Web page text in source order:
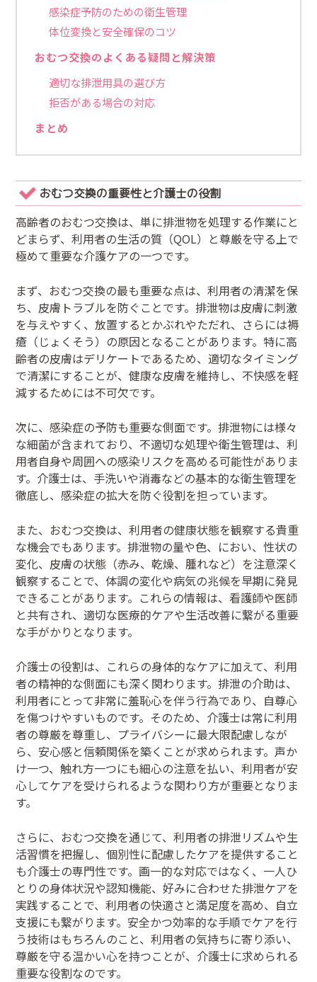
感染症予防のための衛生管理
体位変換と安全確保のコツ
おむつ交換のよくある疑問と解決策
適切な排泄用具の選び方
拒否がある場合の対応
まとめ
おむつ交換の重要性と介護士の役割
高齢者のおむつ交換は、単に排泄物を処理する作業にと
どまらず、利用者の生活の質（QOL）と尊厳を守る上で
極めて重要な介護ケアの一つです。
まず、おむつ交換の最も重要な点は、利用者の清潔を保
ち、皮膚トラブルを防ぐことです。排泄物は皮膚に刺激
を与えやすく、放置するとかぶれやただれ、さらには褥
瘡（じょくそう）の原因となることがあります。特に高
齢者の皮膚はデリケートであるため、適切なタイミング
で清潔にすることが、健康な皮膚を維持し、不快感を軽
減するためには不可欠です。
次に、感染症の予防も重要な側面です。排泄物には様々
な細菌が含まれており、不適切な処理や衛生管理は、利
用者自身や周囲への感染リスクを高める可能性がありま
す。介護士は、手洗いや消毒などの基本的な衛生管理を
徹底し、感染症の拡大を防ぐ役割を担っています。
また、おむつ交換は、利用者の健康状態を観察する貴重
な機会でもあります。排泄物の量や色、におい、性状の
変化、皮膚の状態（赤み、乾燥、腫れなど）を注意深く
観察することで、体調の変化や病気の兆候を早期に発見
できることがあります。これらの情報は、看護師や医師
と共有され、適切な医療的ケアや生活改善に繋がる重要
な手がかりとなります。
介護士の役割は、これらの身体的なケアに加えて、利用
者の精神的な側面にも深く関わります。排泄の介助は、
利用者にとって非常に羞恥心を伴う行為であり、自尊心
を傷つけやすいものです。そのため、介護士は常に利用
者の尊厳を尊重し、プライバシーに最大限配慮しなが
ら、安心感と信頼関係を築くことが求められます。声か
け一つ、触れ方一つにも細心の注意を払い、利用者が安
心してケアを受けられるような関わり方が重要となりま
す。
さらに、おむつ交換を通じて、利用者の排泄リズムや生
活習慣を把握し、個別性に配慮したケアを提供すること
も介護士の専門性です。画一的な対応ではなく、一人ひ
とりの身体状況や認知機能、好みに合わせた排泄ケアを
実践することで、利用者の快適さと満足度を高め、自立
支援にも繋がります。安全かつ効率的な手順でケアを行
う技術はもちろんのこと、利用者の気持ちに寄り添い、
尊厳を守る温かい心を持つことが、介護士に求められる
重要な役割なのです。